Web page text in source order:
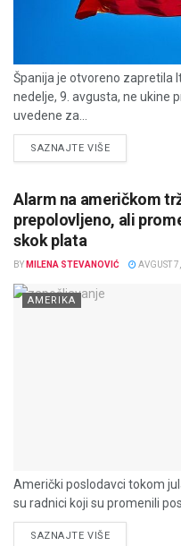
Španija je otvoreno zapretila
nedelje, 9. avgusta, ne ukine
uvedene za...
SAZNAJTE VIŠEDETAILS
Alarm na američkom
prepolovljeno, ali
skok plata
BY MILENA STEVANOVIĆ AVGUST
AMERIKA
Američki poslodavci tokom
su radnici koji su promenili
SAZNAJTE VIŠEDETAILS